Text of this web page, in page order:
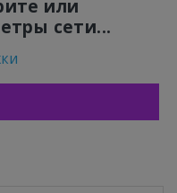
или
сети...